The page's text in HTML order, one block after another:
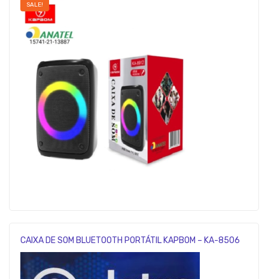
SALE!
CAIXA DE SOM BLUETOOTH PORTÁTIL KAPBOM – KA-8506